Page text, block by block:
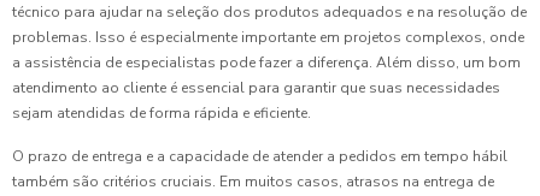
técnico para ajudar na seleção dos produtos adequados e na resolução de
problemas. Isso é especialmente importante em projetos complexos, onde
a assistência de especialistas pode fazer a diferença. Além disso, um bom
atendimento ao cliente é essencial para garantir que suas necessidades
sejam atendidas de forma rápida e eficiente.
O prazo de entrega e a capacidade de atender a pedidos em tempo hábil
também são critérios cruciais. Em muitos casos, atrasos na entrega de